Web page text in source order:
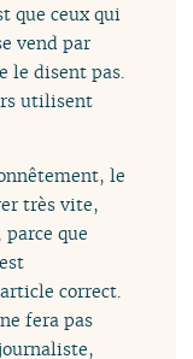
que ceux qui
vend par
le disent pas.
utilisent
le
très vite,
que
correct.
fera pas